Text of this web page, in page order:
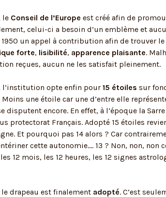
le Conseil de l’Europe est créé afin de
celui-ci a besoin d’un emblème et
un appel à contribution afin de trouver
forte, lisibilité, apparence plaisante.
reçues, aucun ne les satisfait pleinement.
l’institution opte enfin pour 15 étoiles sur
Moins une étoile car une d’entre elle
disputent encore. En effet, à l’époque la
protectorat Français. Adopté 15 étoiles
Et pourquoi pas 14 alors ? Car
cette autonomie…. 13 ? Non, non, non
12 mois, les 12 heures, les 12 signes
le drapeau est finalement adopté. C’est